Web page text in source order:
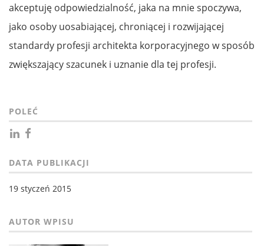
akceptuję odpowiedzialność, jaka na mnie spoczywa,
jako osoby uosabiającej, chroniącej i rozwijającej
standardy profesji architekta korporacyjnego w sposób
zwiększający szacunek i uznanie dla tej profesji.
POLEĆ
DATA PUBLIKACJI
19 styczeń 2015